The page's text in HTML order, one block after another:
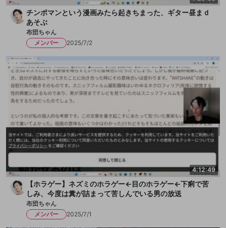
チンポマンという漫画みたら起きちまった、ギター昼まｄ
あそぶ
布団ちゃん
メンバー
2025/7/2
4:12:49
【ホラゲー】ネズミのホラゲー←目のホラゲー←下痢で苦
しみ、今度は糞が詰まって苦しんでいる男の放送
布団ちゃん
メンバー
2025/7/1